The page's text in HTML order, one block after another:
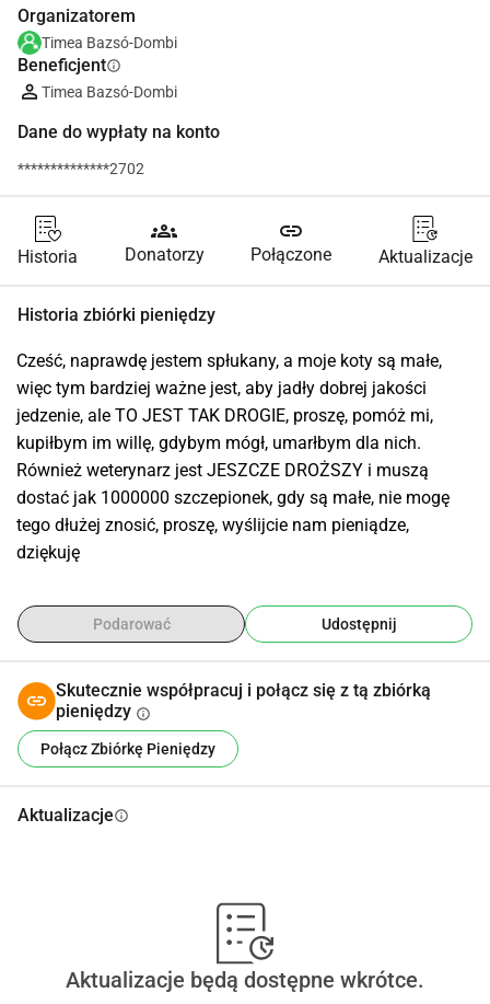
Organizatorem
Timea Bazsó-Dombi
Beneficjentinfo
Timea Bazsó-Dombi
Dane do wypłaty na konto
**************2702
Historia
groups
Donatorzy
link
Połączone Aktualizacje
Historia zbiórki pieniędzy
Cześć, naprawdę jestem spłukany, a moje koty są małe,
więc tym bardziej ważne jest, aby jadły dobrej jakości
jedzenie, ale TO JEST TAK DROGIE, proszę, pomóż mi,
kupiłbym im willę, gdybym mógł, umarłbym dla nich.
Również weterynarz jest JESZCZE DROŻSZY i muszą
dostać jak 1000000 szczepionek, gdy są małe, nie mogę
tego dłużej znosić, proszę, wyślijcie nam pieniądze,
dziękuję
Podarować Udostępnij
Skutecznie współpracuj i połącz się z tą zbiórką
pieniędzy info
Połącz Zbiórkę Pieniędzy
Aktualizacjeinfo
Aktualizacje będą dostępne wkrótce.